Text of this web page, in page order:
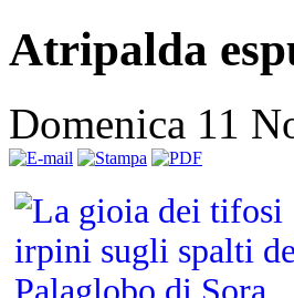
Atripalda
Domenica 11